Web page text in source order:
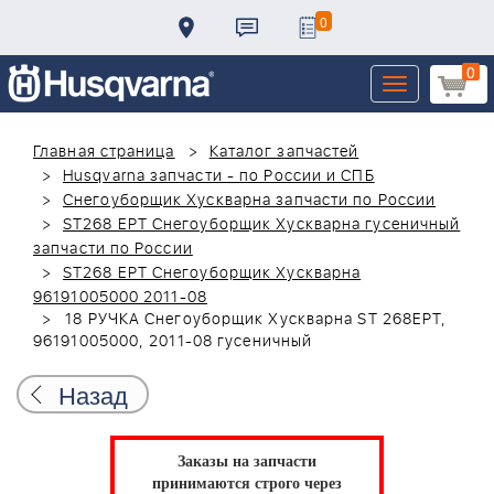
0
0
Toggle
navigation
Главная страница
Каталог запчастей
Husqvarna запчасти - по России и СПБ
Снегоуборщик Хускварна запчасти по России
ST268 EPT Снегоуборщик Хускварна гусеничный
запчасти по России
ST268 EPT Снегоуборщик Хускварна
96191005000 2011-08
18 РУЧКА Снегоуборщик Хускварна ST 268EPT,
96191005000, 2011-08 гусеничный
Назад
Заказы на запчасти
принимаются строго через